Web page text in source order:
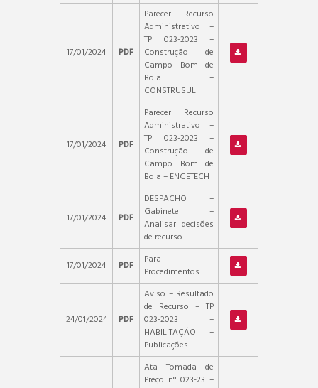
17/01/2024 PDF
Parecer Recurso
Administrativo –
TP 023-2023 –
Construção de
Campo Bom de
Bola –
CONSTRUSUL
17/01/2024 PDF
Parecer Recurso
Administrativo –
TP 023-2023 –
Construção de
Campo Bom de
Bola – ENGETECH
17/01/2024 PDF
DESPACHO –
Gabinete –
Analisar decisões
de recurso
17/01/2024
PDF
Para
Procedimentos
24/01/2024 PDF
Aviso – Resultado
de Recurso – TP
023-2023 –
HABILITAÇÃO –
Publicações
Ata Tomada de
Preço n° 023-23 –